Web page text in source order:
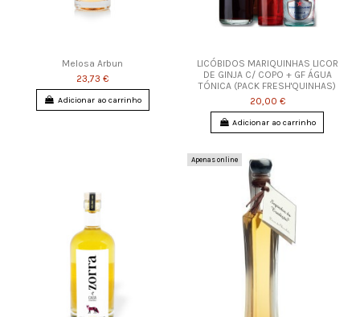
Melosa Arbun
23,73 €
Adicionar ao carrinho
LICÓBIDOS MARIQUINHAS LICOR
DE GINJA C/ COPO + GF ÁGUA
TÓNICA (PACK FRESH'QUINHAS)
20,00 €
Adicionar ao carrinho
Apenas online